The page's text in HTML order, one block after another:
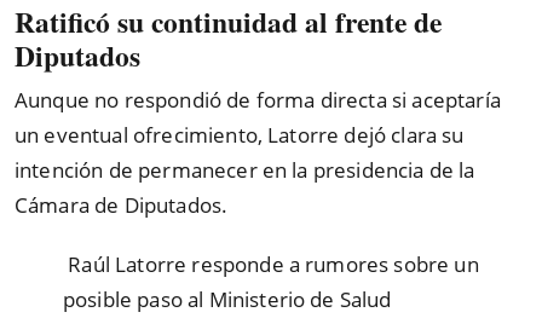
Ratificó su continuidad al frente de
Diputados
Aunque no respondió de forma directa si aceptaría
un eventual ofrecimiento, Latorre dejó clara su
intención de permanecer en la presidencia de la
Cámara de Diputados.
️ Raúl Latorre responde a rumores sobre un
posible paso al Ministerio de Salud